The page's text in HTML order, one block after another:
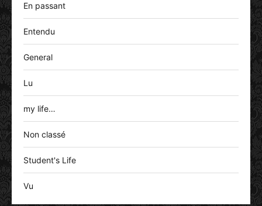
En passant
Entendu
General
Lu
my life…
Non classé
Student's Life
Vu